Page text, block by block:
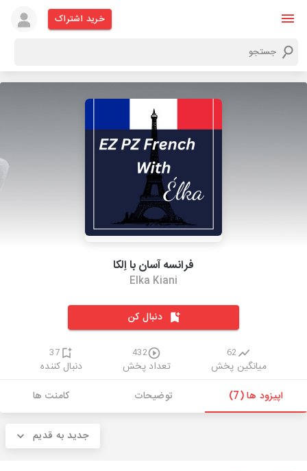
خرید اشتراک
فرانسه آسان با اِلکا
Elka Kiani
دنبال کن
62
میانگین پخش
432
تعداد پخش
37
دنبال کننده
اپیزود ها (7)
توضیحات کامنت ها
جدید به قدیم